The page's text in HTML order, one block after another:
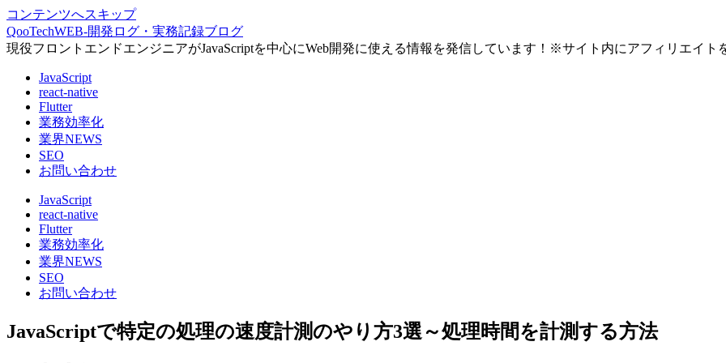
コンテンツへスキップ
QooTechWEB-開発ログ・実務記録ブログ
現役フロントエンドエンジニアがJavaScriptを中心にWeb開発に使える情報を発信しています！※サイト内にアフィリエイト
JavaScript
react-native
Flutter
業務効率化
業界NEWS
SEO
お問い合わせ
JavaScript
react-native
Flutter
業務効率化
業界NEWS
SEO
お問い合わせ
JavaScriptで特定の処理の速度計測のやり方3選～処理時間を計測する方法